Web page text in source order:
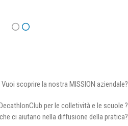
scoprire la nostra MISSION aziendale?
per le colletività e le scuole ?
ci aiutano nella diffusione della pratica?